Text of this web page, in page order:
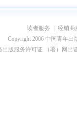
读者服务
经销商
Copyright 2006 中国青年出
出版服务许可证 （署）网出